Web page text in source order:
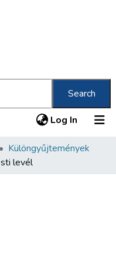
Search
Log In (current)
Különgyűjtemények
levél